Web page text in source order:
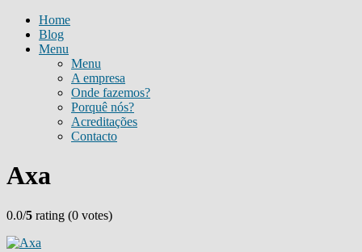
Home
Blog
Menu
Menu
A empresa
Onde fazemos?
Porquê nós?
Acreditações
Contacto
Axa
0.0/5 rating (0 votes)